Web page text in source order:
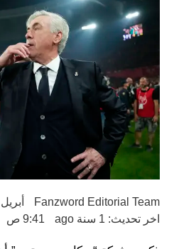
Fanzword Editorial Team
أبريل 27, 2025
اخر تحديث: 1 سنة ago
9:41 ص